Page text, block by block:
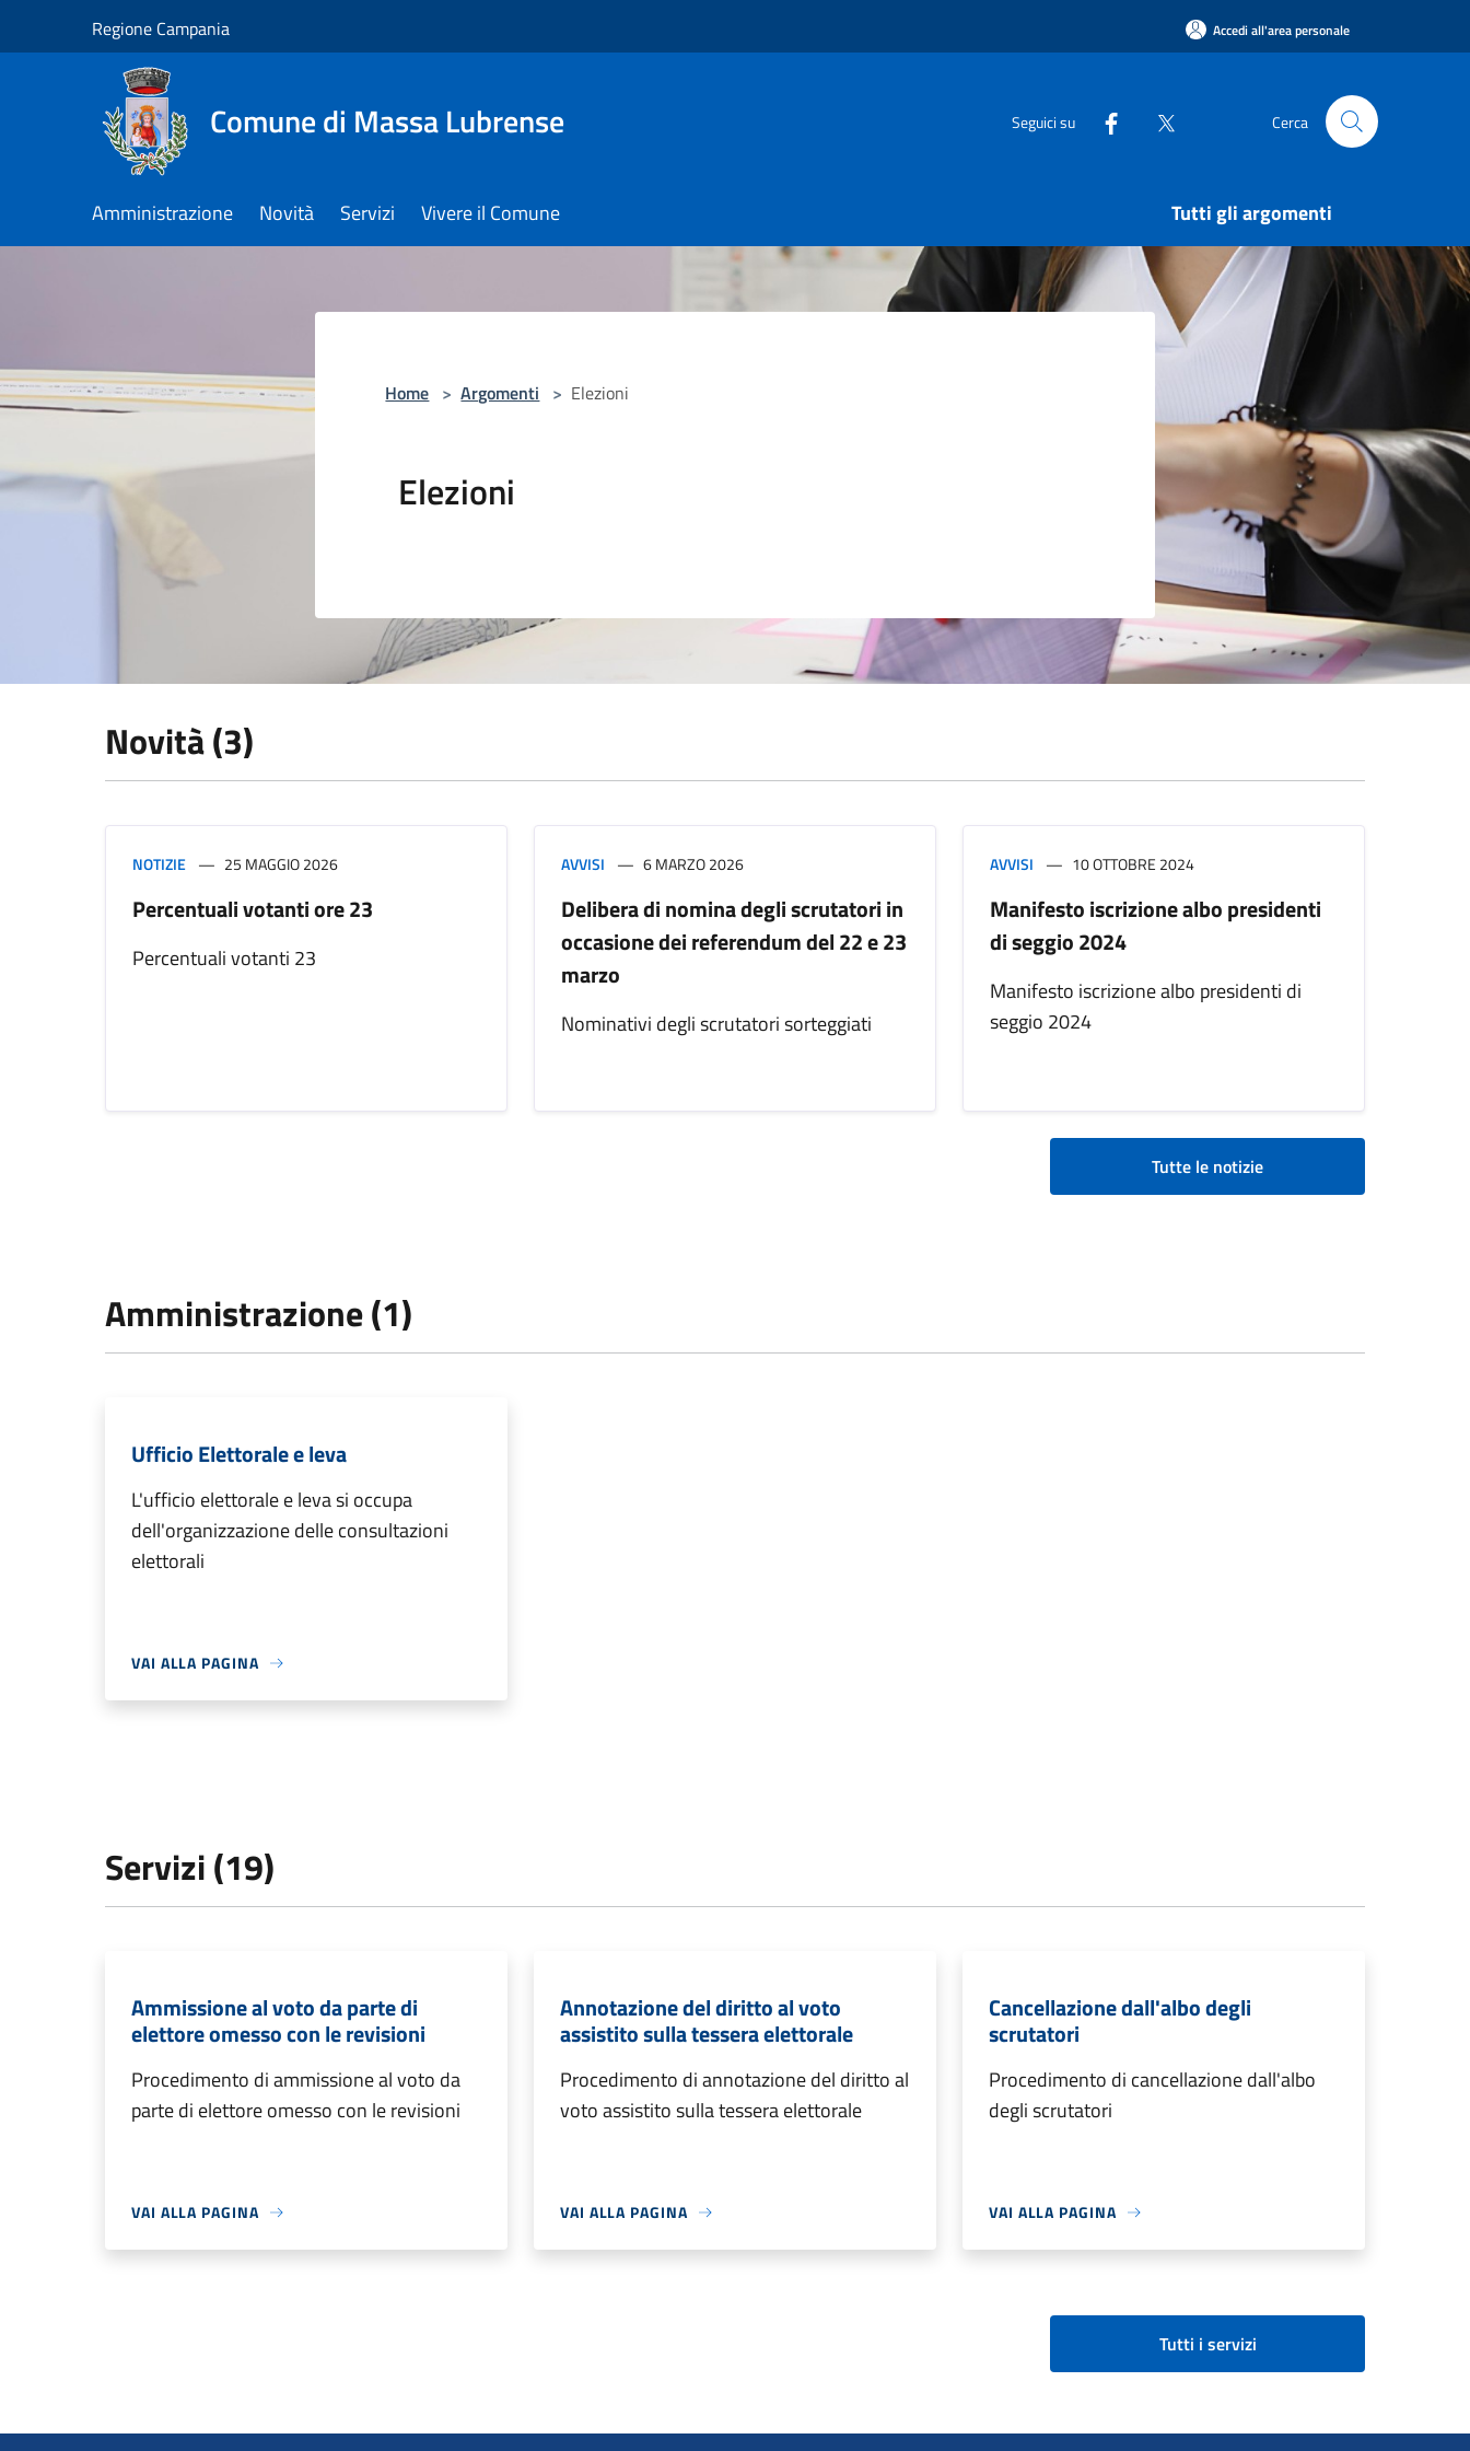
Regione Campania Accedi all'area personale
Comune di Massa Lubrense Seguici su Cerca
Amministrazione Novità Servizi Vivere il Comune Tutti gli argomenti
Home > Argomenti > Elezioni
Elezioni
Novità (3)
NOTIZIE 25 MAGGIO 2026
Percentuali votanti ore 23
Percentuali votanti 23
AVVISI 6 MARZO 2026
Delibera di nomina degli scrutatori in
occasione dei referendum del 22 e 23
marzo
Nominativi degli scrutatori sorteggiati
AVVISI 10 OTTOBRE 2024
Manifesto iscrizione albo presidenti
di seggio 2024
Manifesto iscrizione albo presidenti di
seggio 2024
Tutte le notizie
Amministrazione (1)
Ufficio Elettorale e leva
L'ufficio elettorale e leva si occupa
dell'organizzazione delle consultazioni
elettorali
VAI ALLA PAGINA
Servizi (19)
Ammissione al voto da parte di
elettore omesso con le revisioni
Procedimento di ammissione al voto da
parte di elettore omesso con le revisioni
VAI ALLA PAGINA
Annotazione del diritto al voto
assistito sulla tessera elettorale
Procedimento di annotazione del diritto al
voto assistito sulla tessera elettorale
VAI ALLA PAGINA
Cancellazione dall'albo degli
scrutatori
Procedimento di cancellazione dall'albo
degli scrutatori
VAI ALLA PAGINA
Tutti i servizi